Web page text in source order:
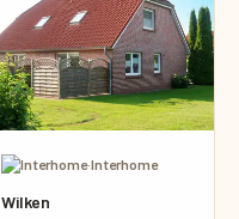
·Interhome
Wilken